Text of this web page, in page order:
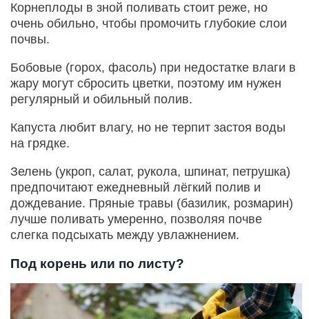
Корнеплоды в зной поливать стоит реже, но
очень обильно, чтобы промочить глубокие слои
почвы.
Бобовые (горох, фасоль) при недостатке влаги в
жару могут сбросить цветки, поэтому им нужен
регулярный и обильный полив.
Капуста любит влагу, но не терпит застоя воды
на грядке.
Зелень (укроп, салат, рукола, шпинат, петрушка)
предпочитают ежедневный лёгкий полив и
дождевание. Пряные травы (базилик, розмарин)
лучше поливать умеренно, позволяя почве
слегка подсыхать между увлажнением.
Под корень или по листу?